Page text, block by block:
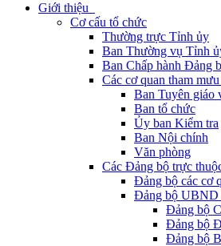
Giới thiệu
Cơ cấu tổ chức
Thường trực Tỉnh ủy
Ban Thường vụ Tỉnh
Ban Chấp hành Đảng
Các cơ quan tham
Ban Tuyên giáo
Ban tổ chức
Ủy ban Kiểm tra
Ban Nội chính
Văn phòng
Các Đảng bộ trực
Đảng bộ các cơ
Đảng bộ UBND
Đảng bộ
Đảng bộ
Đảng bộ